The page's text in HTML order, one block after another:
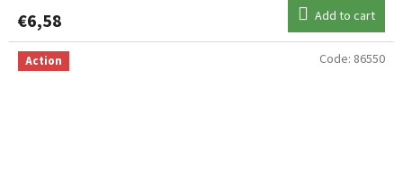
€6,58 Add to cart
Action Code: 86550